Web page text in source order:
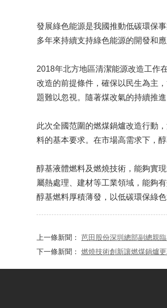
發展綠色能源是我國推動低碳環保
多年來持續支持綠色能源的開發和
2018年北方地區清潔能源改造工作
改造的前提條件，確保以民生為主
題難以忽視。隨著煤改氣的持續推
此次全國范圍的燃煤鍋爐改造行動
料的基本要求。在市場高需求下，
醇基液體燃料及燃燒技術，能夠實
屬熱處理、建材等工業領域，能夠
醇基燃料厚積薄發，以低碳環保綠
上一條新聞： 芭田股份深圳總部副總親
下一條新聞： 燃燒技術創新讓燃煤鍋爐